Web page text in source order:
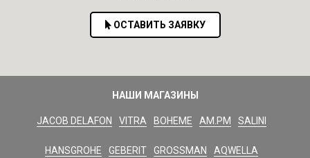
ОСТАВИТЬ ЗАЯВКУ
НАШИ МАГАЗИНЫ
JACOB DELAFON VITRA BOHEME AM.PM SALINI
HANSGROHE GEBERIT GROSSMAN AQWELLA